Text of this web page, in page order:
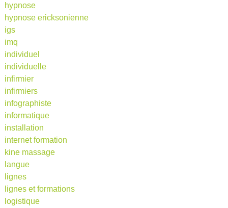
hypnose
hypnose ericksonienne
igs
imq
individuel
individuelle
infirmier
infirmiers
infographiste
informatique
installation
internet formation
kine massage
langue
lignes
lignes et formations
logistique